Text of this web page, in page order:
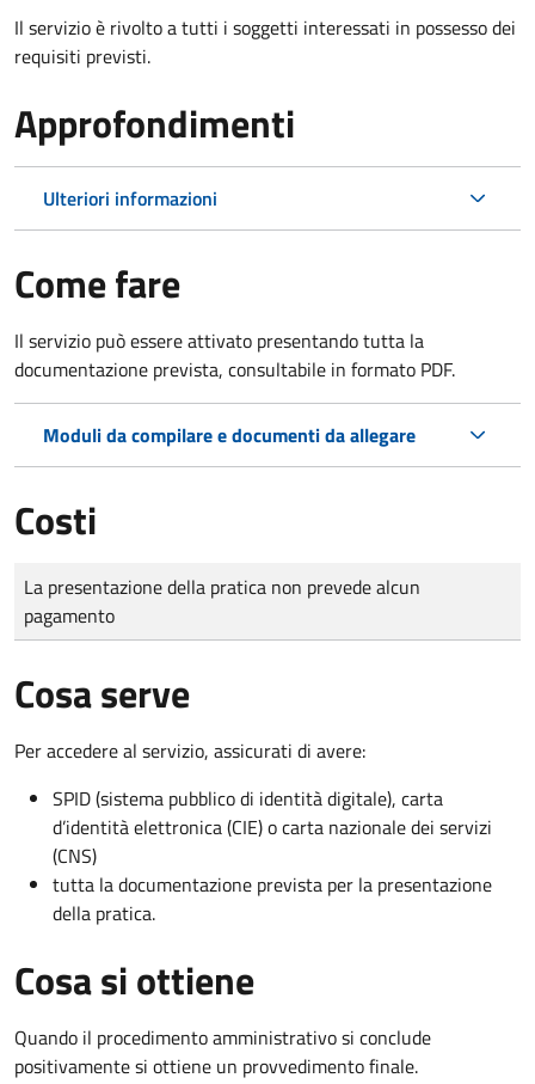
Il servizio è rivolto a tutti i soggetti interessati in possesso dei
requisiti previsti.
Approfondimenti
Ulteriori informazioni
Come fare
Il servizio può essere attivato presentando tutta la
documentazione prevista, consultabile in formato PDF.
Moduli da compilare e documenti da allegare
Costi
Tipo di pagamento
Importo
La presentazione della pratica non prevede alcun
pagamento
Cosa serve
Per accedere al servizio, assicurati di avere:
SPID (sistema pubblico di identità digitale), carta
d’identità elettronica (CIE) o carta nazionale dei servizi
(CNS)
tutta la documentazione prevista per la presentazione
della pratica.
Cosa si ottiene
Quando il procedimento amministrativo si conclude
positivamente si ottiene un provvedimento finale.